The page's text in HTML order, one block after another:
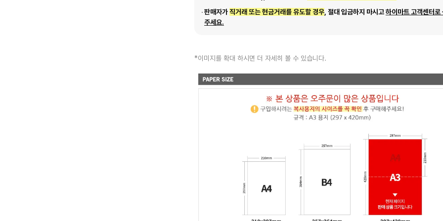
판매자가직거래 또는 현금거래를 유도할 경우 , 절대 입금하지 마시고하이마트 고객센터로
주세요.
*이미지를 확대 하시면 더 자세히 볼 수 있습니다.